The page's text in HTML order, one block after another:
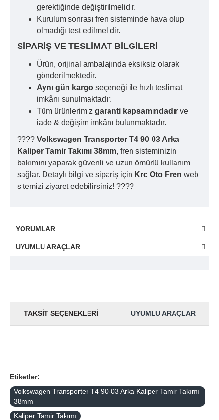
gerektiğinde değiştirilmelidir.
Kurulum sonrası fren sisteminde hava olup
olmadığı test edilmelidir.
SIPARIŞ VE TESLIMAT BILGILERI
Ürün, orijinal ambalajında eksiksiz olarak
gönderilmektedir.
Aynı gün kargo seçeneği ile hızlı teslimat
imkânı sunulmaktadır.
Tüm ürünlerimiz garanti kapsamındadır ve
iade & değişim imkânı bulunmaktadır.
???? Volkswagen Transporter T4 90-03 Arka
Kaliper Tamir Takımı 38mm, fren sisteminizin
bakımını yaparak güvenli ve uzun ömürlü kullanım
sağlar. Detaylı bilgi ve sipariş için Krc Oto Fren web
sitemizi ziyaret edebilirsiniz! ????
YORUMLAR
UYUMLU ARAÇLAR
TAKSIT SEÇENEKLERI UYUMLU ARAÇLAR
Etiketler:
Volkswagen Transporter T4 90-03 Arka Kaliper Tamir Takımı
38mm
Kaliper Tamir Takımı